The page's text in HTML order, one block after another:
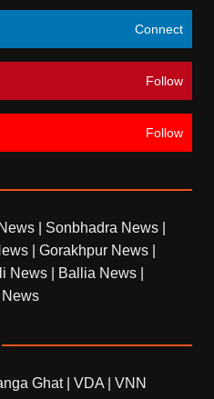
Connect
Follow
Follow
Sonbhadra News
Gorakhpur News
News Ballia News
Ghat| VDA VNN